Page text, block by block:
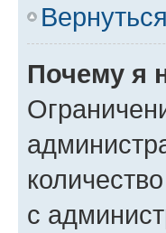
Почему я
с